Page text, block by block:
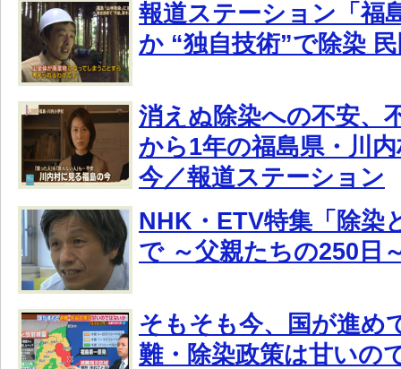
報道ステーション「福
か “独自技術”で除染
消えぬ除染への不安、
から1年の福島県・川
今／報道ステーション
NHK・ETV特集「除染
で ～父親たちの250日
そもそも今、国が進め
難・除染政策は甘いの